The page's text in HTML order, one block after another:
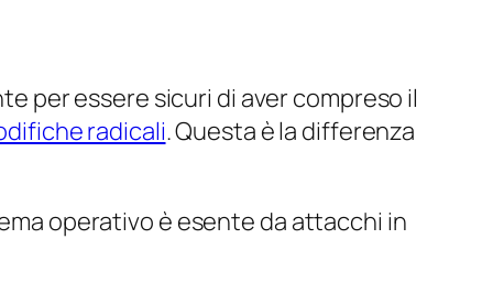
per essere sicuri di aver compreso il
radicali. Questa è la differenza
operativo è esente da attacchi in